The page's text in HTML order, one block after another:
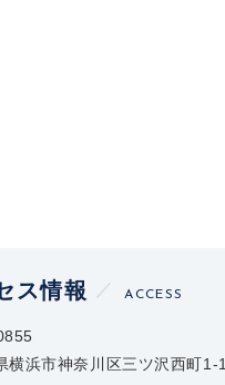
ス情報 ACCESS
横浜市神奈川区三ツ沢西町1-1